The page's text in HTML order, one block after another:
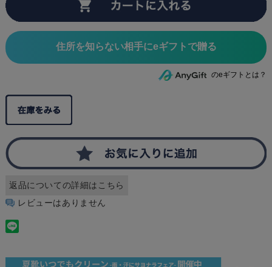
住所を知らない相手にeギフトで贈る
のeギフトとは？
返品についての詳細はこちら
レビューはありません